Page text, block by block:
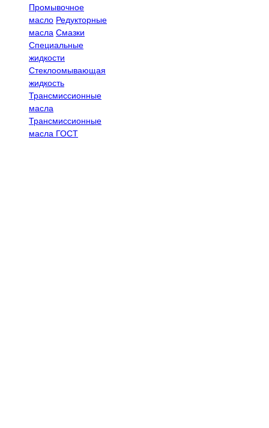
Промывочное
масло Редукторные
масла Смазки
Специальные
жидкости
Стеклоомывающая
жидкость
Трансмиссионные
масла
Трансмиссионные
масла ГОСТ